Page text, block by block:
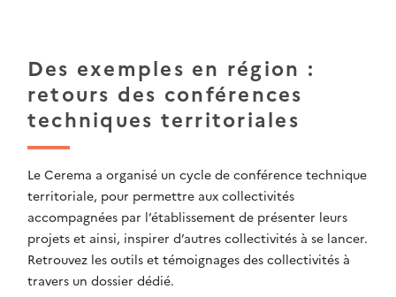
Des exemples en région :
retours des conférences
techniques territoriales
Le Cerema a organisé un cycle de conférence technique
territoriale, pour permettre aux collectivités
accompagnées par l’établissement de présenter leurs
projets et ainsi, inspirer d’autres collectivités à se lancer.
Retrouvez les outils et témoignages des collectivités à
travers un dossier dédié.